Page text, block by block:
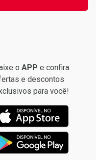
o APP e confira
e descontos
para você!